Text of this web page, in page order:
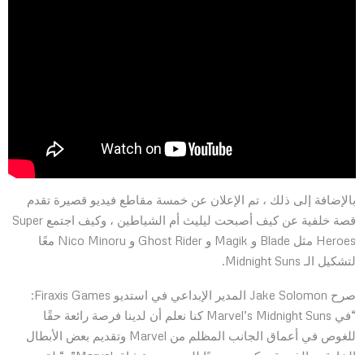
بالإضافة إلى ذلك ، تم الإعلان عن خمسة مقاطع فيديو قصيرة تقدم
قصة خلفية عن كيف أصبحت ليليث أم الشياطين ، وكيف اجتمع Super
Heroes مثل Blade و Magik و Ghost Rider و Nico Minoru معًا
لتشكيل الـ Midnight Suns.
صرح Jake Solomon المدير الإبداعي في استديو Firaxis Games:
“في Marvel’s Midnight Suns كنا نعلم أن لدينا فرصة رائعة حقًا
للغوص في أعماق الجانب المظلم من Marvel وتقديم بعض الأبطال